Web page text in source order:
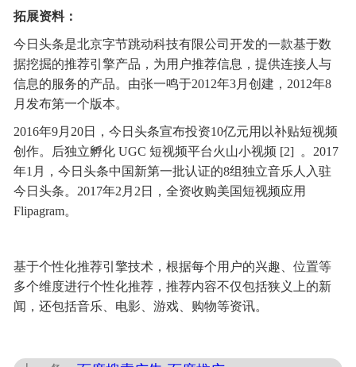
拓展资料：
今日头条是北京字节跳动科技有限公司开发的一款基于数
据挖掘的推荐引擎产品，为用户推荐信息，提供连接人与
信息的服务的产品。由张一鸣于2012年3月创建，2012年8
月发布第一个版本。
2016年9月20日，今日头条宣布投资10亿元用以补贴短视频
创作。后独立孵化 UGC 短视频平台火山小视频 [2] 。2017
年1月，今日头条中国新第一批认证的8组独立音乐人入驻
今日头条。2017年2月2日，全资收购美国短视频应用
Flipagram。
基于个性化推荐引擎技术，根据每个用户的兴趣、位置等
多个维度进行个性化推荐，推荐内容不仅包括狭义上的新
闻，还包括音乐、电影、游戏、购物等资讯。